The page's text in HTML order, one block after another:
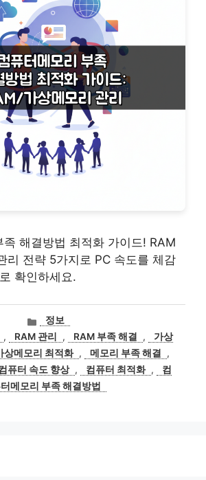
족 해결방법 최적화 가이드! RAM
리 전략 5가지로 PC 속도를 체감
확인하세요.
카
테
고
리
정보
, RAM 관리 , RAM 부족 해결 ,
가상
상메모리 최적화 , 메모리 부족 해결
,
퓨터 속도 향상 , 컴퓨터 최적화 ,
컴
메모리 부족 해결방법